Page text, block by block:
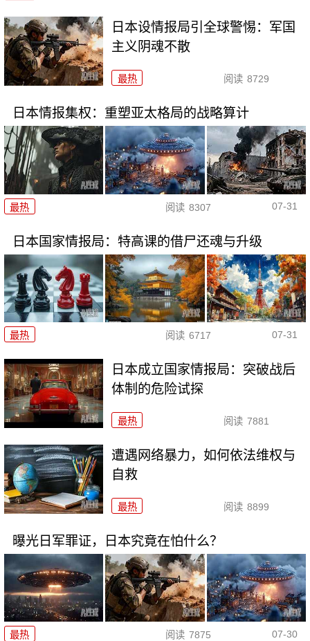
日本设情报局引全球警惕：军国
主义阴魂不散
最热 阅读 8729
日本情报集权：重塑亚太格局的战略算计
最热 阅读 8307 07-31
日本国家情报局：特高课的借尸还魂与升级
最热 阅读 6717 07-31
日本成立国家情报局：突破战后
体制的危险试探
最热 阅读 7881
遭遇网络暴力，如何依法维权与
自救
最热 阅读 8899
曝光日军罪证，日本究竟在怕什么？
最热 阅读 7875 07-30